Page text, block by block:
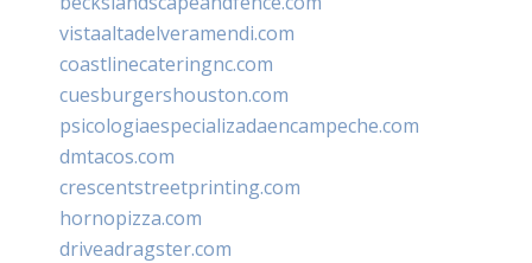
vistaaltadelveramendi.com
coastlinecateringnc.com
cuesburgershouston.com
psicologiaespecializadaencampeche.com
dmtacos.com
crescentstreetprinting.com
hornopizza.com
driveadragster.com